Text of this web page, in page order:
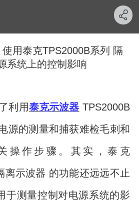
用泰克TPS2000B系列 隔
系统上的控制影响
利用泰克示波器 TPS2000B
源的测量和捕获难检毛刺和
操作步骤。其实，泰克
离示波器 的功能还远远不止
于测量控制对电源系统的影